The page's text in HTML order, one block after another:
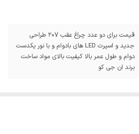
قیمت برای دو عدد چراغ عقب 207 طراحی
جدید و اسپرت LED های بادوام و با نور یکدست
دوام و طول عمر بالا کیفیت بالای مواد ساخت
برند ان جی کو